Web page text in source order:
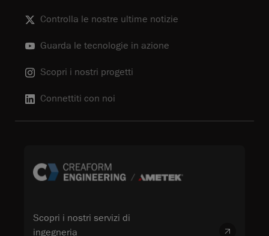
Controlla le nostre ultime notizie
Guarda le tecnologie in azione
Scopri i nostri progetti
Connettiti con noi
Scopri i nostri servizi di
ingegneria